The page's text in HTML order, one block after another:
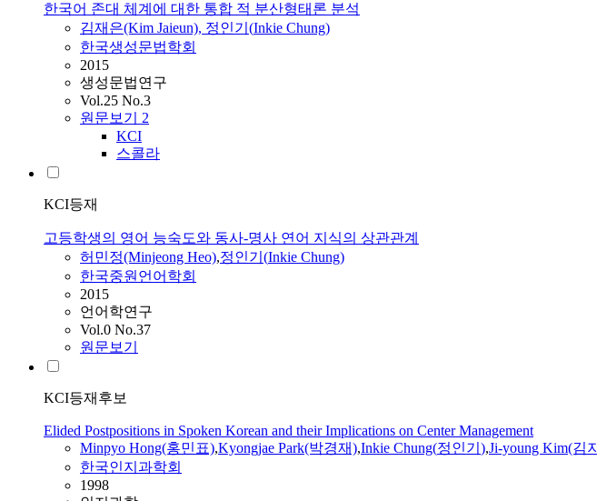
한국어 존대 체계에 대한 통합 적 분산형태론 분석
김재은(Kim Jaieun), 정인기 (Inkie Chung)
한국생성문법학회
2015
생성문법연구
Vol.25 No.3
원문보기 2
KCI
스콜라
KCI등재
고등학생의 영어 능숙도와 동사-명사 연어 지식의 상관관계
허민정(Minjeong Heo),정인기 (Inkie Chung)
한국중원언어학회
2015
언어학연구
Vol.0 No.37
원문보기
KCI등재후보
Elided Postpositions in Spoken Korean and their Implications on Center Management
Minpyo Hong(홍민표),Kyongjae Park(박경재),Inkie Chung(정인기 ),Ji-young Kim(김
한국인지과학회
1998